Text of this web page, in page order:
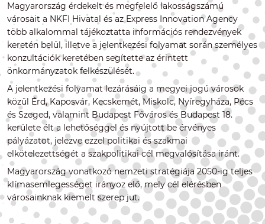
Magyarország érdekelt és megfelelő lakosságszámú
városait a NKFI Hivatal és az Express Innovation Agency
több alkalommal tájékoztatta információs rendezvények
keretén belül, illetve a jelentkezési folyamat során személyes
konzultációk keretében segítette az érintett
önkormányzatok felkészülését.
A jelentkezési folyamat lezárásáig a megyei jogú városok
közül Érd, Kaposvár, Kecskemét, Miskolc, Nyíregyháza, Pécs
és Szeged, valamint Budapest Főváros és Budapest 18.
kerülete élt a lehetőséggel és nyújtott be érvényes
pályázatot, jelezve ezzel politikai és szakmai
elkötelezettségét a szakpolitikai cél megvalósítása iránt.
Magyarország vonatkozó nemzeti stratégiája 2050-ig teljes
klímasemlegességet irányoz elő, mely cél elérésben
városainknak kiemelt szerep jut.